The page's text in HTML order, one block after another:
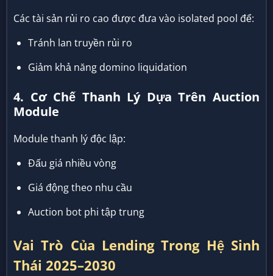
Các tài sản rủi ro cao được đưa vào isolated pool để:
Tránh lan truyền rủi ro
Giảm khả năng domino liquidation
4. Cơ Chế Thanh Lý Dựa Trên Auction
Module
Module thanh lý độc lập:
Đấu giá nhiều vòng
Giá động theo nhu cầu
Auction bot phi tập trung
Vai Trò Của Lending Trong Hệ Sinh
Thái 2025–2030